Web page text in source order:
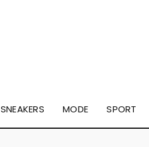
SNEAKERS MODE SPORT